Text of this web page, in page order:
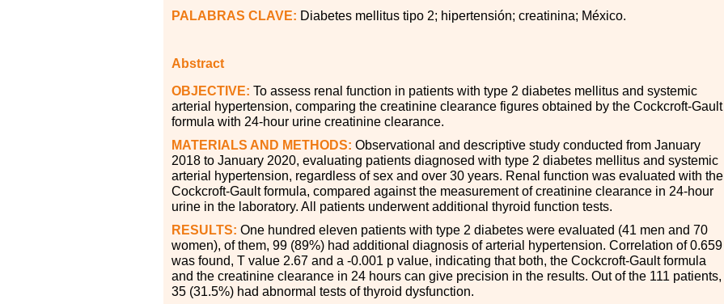
PALABRAS CLAVE: Diabetes mellitus tipo 2; hipertensión; creatinina; México.
Abstract
OBJECTIVE: To assess renal function in patients with type 2 diabetes mellitus and systemic
arterial hypertension, comparing the creatinine clearance figures obtained by the Cockcroft-Gault
formula with 24-hour urine creatinine clearance.
MATERIALS AND METHODS: Observational and descriptive study conducted from January
2018 to January 2020, evaluating patients diagnosed with type 2 diabetes mellitus and systemic
arterial hypertension, regardless of sex and over 30 years. Renal function was evaluated with the
Cockcroft-Gault formula, compared against the measurement of creatinine clearance in 24-hour
urine in the laboratory. All patients underwent additional thyroid function tests.
RESULTS: One hundred eleven patients with type 2 diabetes were evaluated (41 men and 70
women), of them, 99 (89%) had additional diagnosis of arterial hypertension. Correlation of 0.659
was found, T value 2.67 and a -0.001 p value, indicating that both, the Cockcroft-Gault formula
and the creatinine clearance in 24 hours can give precision in the results. Out of the 111 patients,
35 (31.5%) had abnormal tests of thyroid dysfunction.